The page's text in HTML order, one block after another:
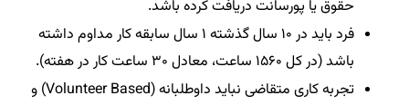
حقوق یا پورسانت دریافت کرده باشد.
فرد باید در ۱۰ سال گذشته ۱ سال سابقه کار مداوم داشته
باشد (در کل ۱۵۶۰ ساعت، معادل ۳۰ ساعت کار در هفته).
تجربه کاری متقاضی نباید داوطلبانه (Volunteer Based) و